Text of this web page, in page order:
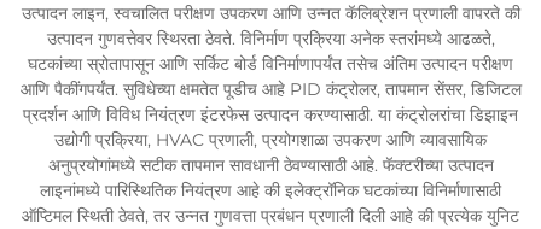
उत्पादन लाइन, स्वचालित परीक्षण उपकरण आणि उन्नत कॅलिब्रेशन प्रणाली वापरते की
उत्पादन गुणवत्तेवर स्थिरता ठेवते. विनिर्माण प्रक्रिया अनेक स्तरांमध्ये आढळते,
घटकांच्या स्रोतापासून आणि सर्किट बोर्ड विनिर्माणापर्यंत तसेच अंतिम उत्पादन परीक्षण
आणि पैकींगपर्यंत. सुविधेच्या क्षमतेत पूडीच आहे PID कंट्रोलर, तापमान सेंसर, डिजिटल
प्रदर्शन आणि विविध नियंत्रण इंटरफेस उत्पादन करण्यासाठी. या कंट्रोलरांचा डिझाइन
उद्योगी प्रक्रिया, HVAC प्रणाली, प्रयोगशाळा उपकरण आणि व्यावसायिक
अनुप्रयोगांमध्ये सटीक तापमान सावधानी ठेवण्यासाठी आहे. फॅक्टरीच्या उत्पादन
लाइनांमध्ये पारिस्थितिक नियंत्रण आहे की इलेक्ट्रॉनिक घटकांच्या विनिर्माणासाठी
ऑप्टिमल स्थिती ठेवते, तर उन्नत गुणवत्ता प्रबंधन प्रणाली दिली आहे की प्रत्येक युनिट